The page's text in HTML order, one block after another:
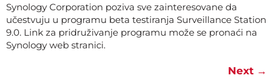
Synology Corporation poziva sve zainteresovane da
učestvuju u programu beta testiranja Surveillance Station
9.0. Link za pridruživanje programu može se pronaći na
Synology web stranici.
Next →